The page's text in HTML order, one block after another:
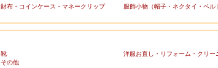
財布・コインケース・マネークリップ
服飾小物（帽子・ネクタイ・ベル
靴
洋服お直し・リフォーム・クリー
その他